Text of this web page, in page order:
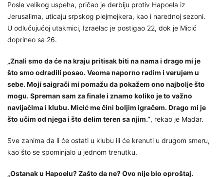
Posle velikog uspeha, pričao je derbiju protiv Hapoela iz
Jerusalima, uticaju srpskog plejmejkera, kao i narednoj sezoni.
U odlučujućoj utakmici, Izraelac je postigao 22, dok je Micić
doprineo sa 26.
„Znali smo da će na kraju pritisak biti na nama i drago mi je
što smo odradili posao. Veoma naporno radim i verujem u
sebe. Moji saigrači mi pomažu da pokažem ono najbolje što
mogu. Spreman sam za finale i znamo koliko je to važno
navijačima i klubu. Micić me čini boljim igračem. Drago mi je
što učim od njega i što delim teren sa njim.”, rekao je Madar.
Sve zanima da li će ostati u klubu ili će krenuti u drugom smeru,
kao što se spominjalo u jednom trenutku.
„Ostanak u Hapoelu? Zašto da ne? Ovo nije bio oproštaj.